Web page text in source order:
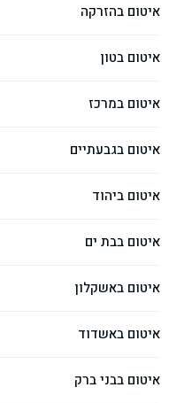
איטום בהזרקה
איטום בטון
איטום במרכז
איטום בגבעתיים
איטום ביהוד
איטום בבת ים
איטום באשקלון
איטום באשדוד
איטום בבני ברק